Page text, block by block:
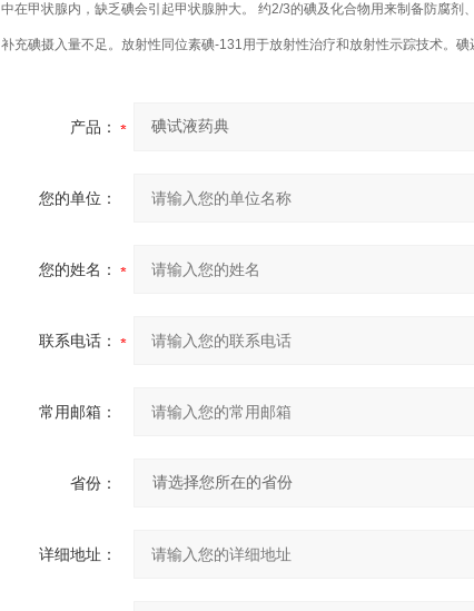
中在甲状腺内，缺乏碘会引起甲状腺肿大。 约2/3的碘及化合物用来制备防腐剂
补充碘摄入量不足。放射性同位素碘-131用于放射性治疗和放射性示踪技术。碘
产品：
您的单位：
您的姓名：
联系电话：
常用邮箱：
省份：
详细地址：